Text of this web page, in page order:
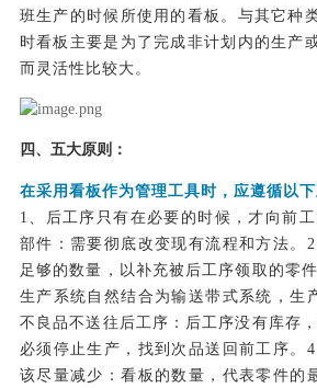
班生产的时候所使用的看板。与其它种
时看板主要是为了完成非计划内的生产
而灵活性比较大。
四、五大原则：
在采用看板作为管理工具时，应遵循以下
1、后工序只有在必要的时候，才向前
部件：需要彻底改变现有流程和方法。
足够的数量，以补充被后工序领取的零
生产系统自然结合为输送带式系统，生
不良品不送往后工序：后工序没有库存
必须停止生产，找到次品送回前工序。
该尽量减少：看板的数量，代表零件的